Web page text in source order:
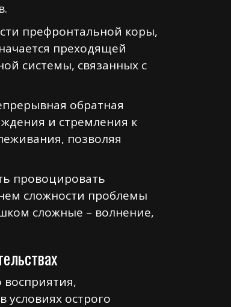
префронтальной коры,
преходящей
системы, связанных с
обратная
и стремления к
позволяя
провоцировать
сложности проблемы
сложные – волнение,
острого